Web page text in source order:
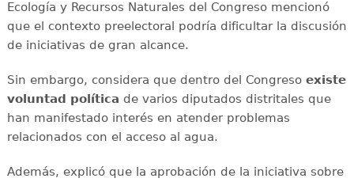
Ecología y Recursos Naturales del Congreso mencionó
que el contexto preelectoral podría dificultar la discusión
de iniciativas de gran alcance.
Sin embargo, considera que dentro del Congreso existe
voluntad política de varios diputados distritales que
han manifestado interés en atender problemas
relacionados con el acceso al agua.
Además, explicó que la aprobación de la iniciativa sobre